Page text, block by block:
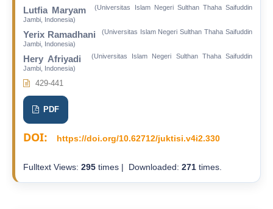
Lutfia Maryam
(Universitas Islam Negeri Sulthan Thaha Saifuddin
Jambi, Indonesia)
Yerix Ramadhani
(Universitas Islam Negeri Sulthan Thaha Saifuddin
Jambi, Indonesia)
Hery Afriyadi
(Universitas Islam Negeri Sulthan Thaha Saifuddin
Jambi, Indonesia)
429-441
PDF
DOI: https://doi.org/10.62712/juktisi.v4i2.330
Fulltext Views: 295times | Downloaded: 271times.